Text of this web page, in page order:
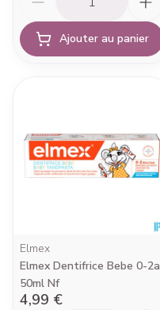
Ajouter au panier
Elmex
Elmex Dentifrice Bebe 0-2a
50ml Nf
4,99 €